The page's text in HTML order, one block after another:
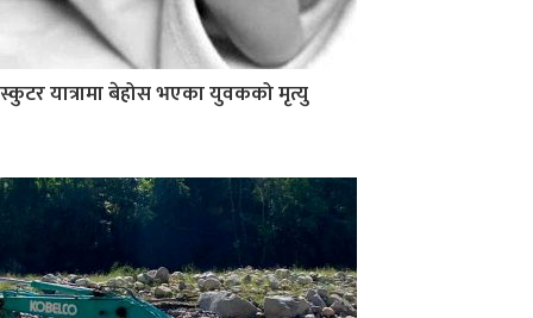
स्कुटर यात्रामा बेहोस भएका युवकको मृत्यु